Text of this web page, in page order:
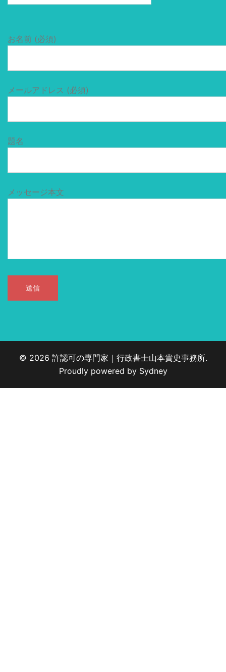
お名前 (必須)
メールアドレス (必須)
題名
メッセージ本文
© 2026 許認可の専門家｜行政書士山本貴史事務所.
Proudly powered by Sydney